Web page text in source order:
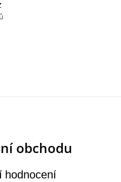
hodnocení